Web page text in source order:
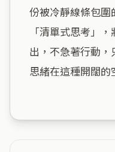
份被冷靜線條包
「清單式思考」
出，不急著行動
思緒在這種開闊的